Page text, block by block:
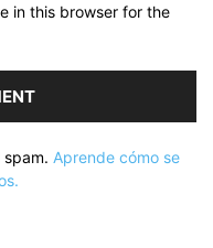
in this browser for the
spam. Aprende cómo se